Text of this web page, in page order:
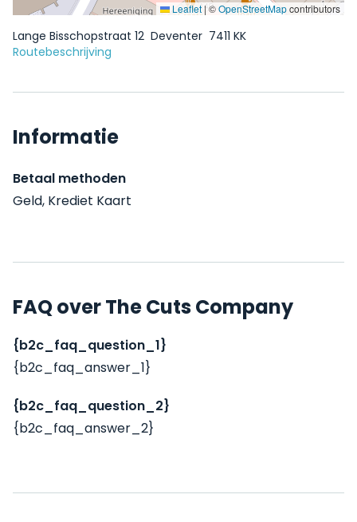
Leaflet | ©OpenStreetMapcontributors
Lange Bisschopstraat 12 Deventer 7411 KK
Routebeschrijving
Informatie
Betaal methoden
Geld, Krediet Kaart
FAQ over The Cuts Company
{b2c_faq_question_1}
{b2c_faq_answer_1}
{b2c_faq_question_2}
{b2c_faq_answer_2}